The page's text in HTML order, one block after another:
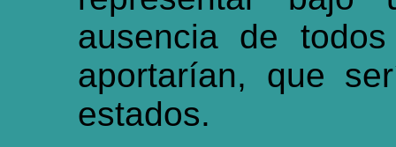
ausencia de
aportarían, que
estados.